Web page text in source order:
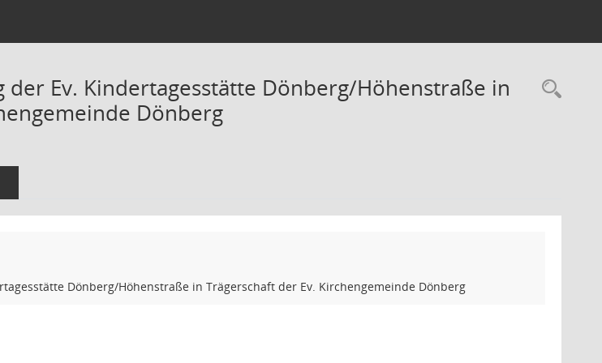
der Ev. Kindertagesstätte Dönberg/Höhenstraße in
Dönberg
Dönberg/Höhenstraße in Trägerschaft der Ev. Kirchengemeinde Dönberg